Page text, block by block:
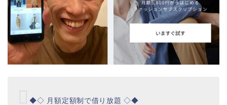
◆◇ 月額定額制で借り放題 ◇◆